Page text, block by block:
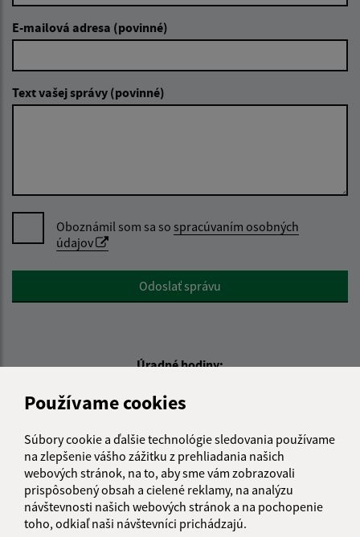
Používame cookies
Súbory cookie a ďalšie technológie sledovania používame
na zlepšenie vášho zážitku z prehliadania našich
webových stránok, na to, aby sme vám zobrazovali
prispôsobený obsah a cielené reklamy, na analýzu
návštevnosti našich webových stránok a na pochopenie
toho, odkiaľ naši návštevníci prichádzajú.
E-mailová adresa (povinné)
Text vašej správy (povinné)
Oboznámil som sa so spracúvaním osobných
údajov
Google reCaptcha ResponseOdoslať správu
Úradné hodiny:
Deň
Čas doobeda
Utorok:
08:00 - 12:00 12:30 - 16:00
Streda:
07:30 - 12:00 12:30 - 16:30
Štvrtok:
08:00 - 12:00 12:30 - 16:00
Piatok:
08:00 - 12:00 12:30 - 15:00
Obedňajšia prestávka:12:00 - 12:30